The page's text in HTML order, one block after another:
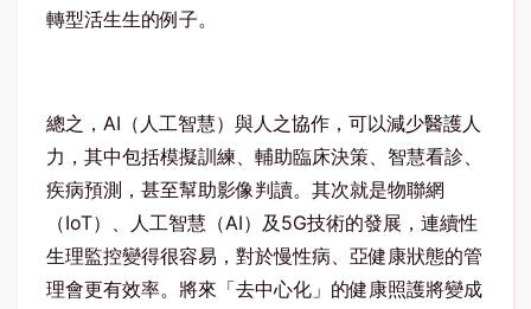
轉型活生生的例子。
總之，AI（人工智慧）與人之協作，可以減少醫護人
力，其中包括模擬訓練、輔助臨床決策、智慧看診、
疾病預測，甚至幫助影像判讀。其次就是物聯網
（IoT）、人工智慧（AI）及5G技術的發展，連續性
生理監控變得很容易，對於慢性病、亞健康狀態的管
理會更有效率。將來「去中心化」的健康照護將變成